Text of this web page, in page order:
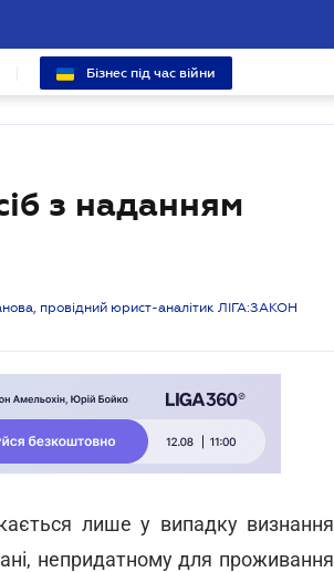
Бізнес під час війни
з наданням
провідний юрист-аналітик ЛІГА:ЗАКОН
лише у випадку визнання
непридатному для проживання